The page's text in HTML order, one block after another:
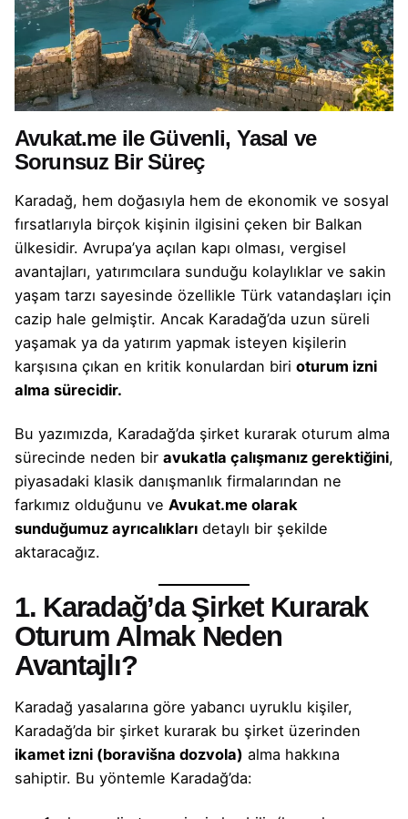
Avukat.me ile Güvenli, Yasal ve
Sorunsuz Bir Süreç
Karadağ, hem doğasıyla hem de ekonomik ve sosyal
fırsatlarıyla birçok kişinin ilgisini çeken bir Balkan
ülkesidir. Avrupa’ya açılan kapı olması, vergisel
avantajları, yatırımcılara sunduğu kolaylıklar ve sakin
yaşam tarzı sayesinde özellikle Türk vatandaşları için
cazip hale gelmiştir. Ancak Karadağ’da uzun süreli
yaşamak ya da yatırım yapmak isteyen kişilerin
karşısına çıkan en kritik konulardan biri oturum izni
alma sürecidir.
Bu yazımızda, Karadağ’da şirket kurarak oturum alma
sürecinde neden bir avukatla çalışmanız gerektiğini,
piyasadaki klasik danışmanlık firmalarından ne
farkımız olduğunu ve Avukat.me olarak
sunduğumuz ayrıcalıkları detaylı bir şekilde
aktaracağız.
1. Karadağ’da Şirket Kurarak
Oturum Almak Neden
Avantajlı?
Karadağ yasalarına göre yabancı uyruklu kişiler,
Karadağ’da bir şirket kurarak bu şirket üzerinden
ikamet izni (boravišna dozvola) alma hakkına
sahiptir. Bu yöntemle Karadağ’da: